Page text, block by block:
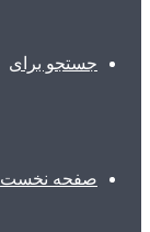
جستجو برای
صفحه نخست